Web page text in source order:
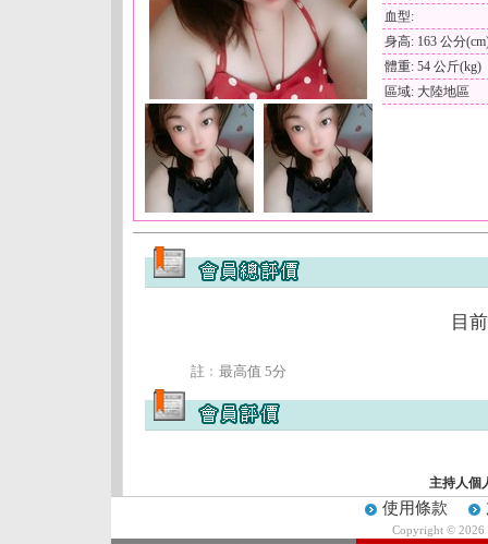
血型:
身高: 163 公分
體重: 54 公斤(kg)
區域: 大陸地區
目
註﹕最高值 5分
主持人個
使用條款
Copyright ©